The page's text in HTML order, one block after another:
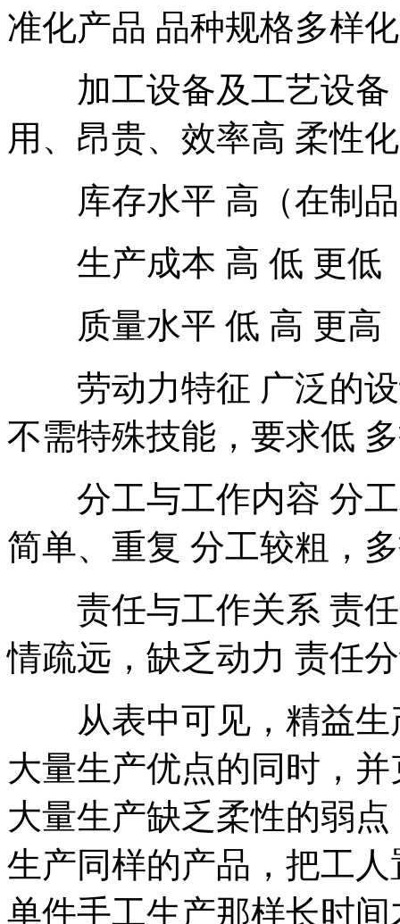
准化产品 品种规格多样
加工设备及工艺设备
用、昂贵、效率高 柔性
库存水平 高（在制品
生产成本 高 低 更低
质量水平 低 高 更高
劳动力特征 广泛的设
不需特殊技能，要求低
分工与工作内容 分工
简单、重复 分工较粗，
责任与工作关系 责任
情疏远，缺乏动力 责任
从表中可见，精益生
大量生产优点的同时，
大量生产缺乏柔性的弱
生产同样的产品，把工
单件手工生产那样长时